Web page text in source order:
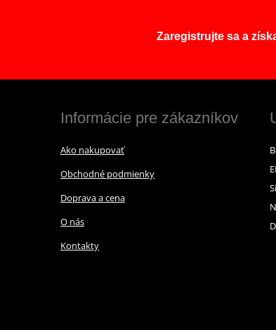
Zaregistrujte sa a
Informácie pre zákazníkov
Ako nakupovať
Obchodné podmienky
Doprava a cena
O nás
Kontakty